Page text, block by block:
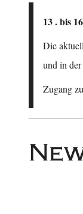
13 . bis
Die
und in
Zugang